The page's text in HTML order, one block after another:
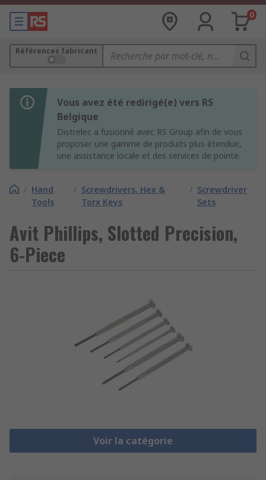
0
Références fabricant
Vous avez été redirigé(e) vers RS
Belgique
Distrelec a fusionné avec RS Group afin de vous
proposer une gamme de produits plus étendue,
une assistance locale et des services de pointe.
/ Hand
Tools
/ Screwdrivers, Hex &
Torx Keys
/ Screwdriver
Sets
Avit Phillips, Slotted Precision,
6-Piece
Voir la catégorie